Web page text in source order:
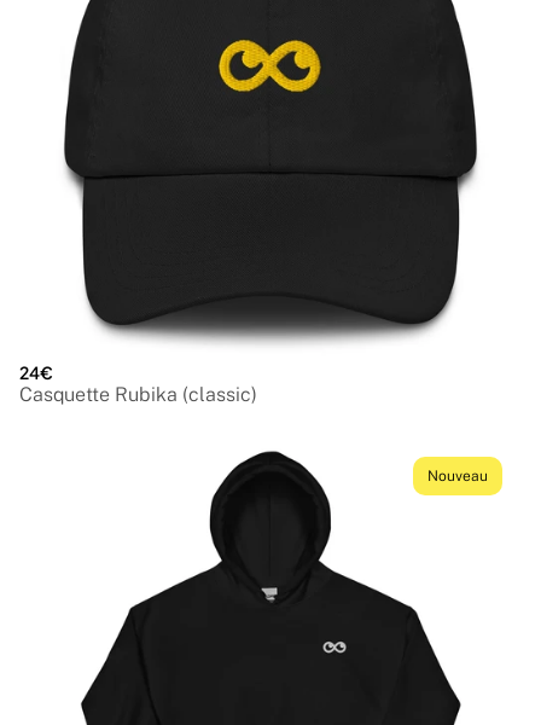
24€
Casquette Rubika (classic)
Nouveau